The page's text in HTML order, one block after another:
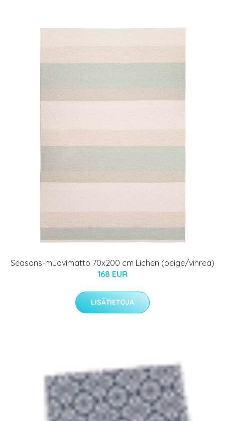
Seasons-muovimatto 70x200 cm Lichen (beige/vihreä)
168 EUR
LISÄTIETOJA